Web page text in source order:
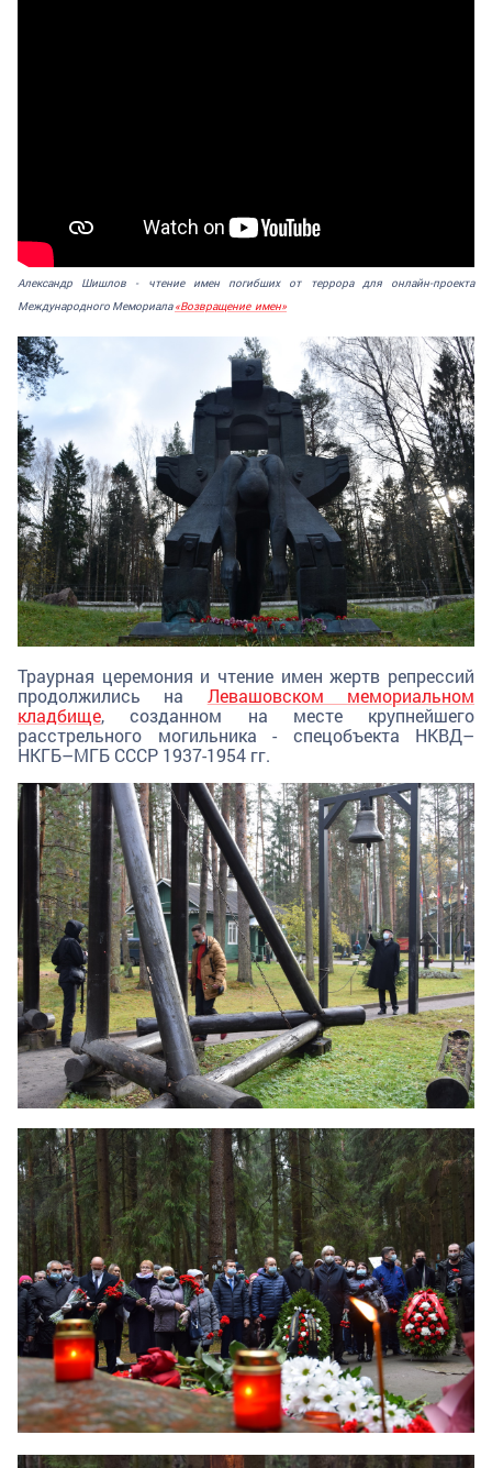
Александр Шишлов - чтение имен погибших от террора для онлайн-проекта
Международного Мемориала«Возвращение имен»
Траурная церемония и чтение имен жертв репрессий
продолжились на Левашовском мемориальном
кладбище, созданном на месте крупнейшего
расстрельного могильника - спецобъекта НКВД–
НКГБ–МГБ СССР 1937-1954 гг.